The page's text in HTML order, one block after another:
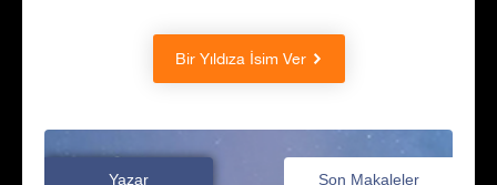
Bir Yıldıza İsim Ver
Yazar Son Makaleler